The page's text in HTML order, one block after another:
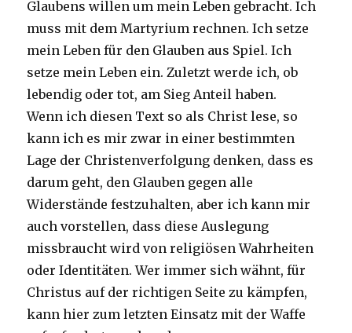
Glaubens willen um mein Leben gebracht. Ich
muss mit dem Martyrium rechnen. Ich setze
mein Leben für den Glauben aus Spiel. Ich
setze mein Leben ein. Zuletzt werde ich, ob
lebendig oder tot, am Sieg Anteil haben.
Wenn ich diesen Text so als Christ lese, so
kann ich es mir zwar in einer bestimmten
Lage der Christenverfolgung denken, dass es
darum geht, den Glauben gegen alle
Widerstände festzuhalten, aber ich kann mir
auch vorstellen, dass diese Auslegung
missbraucht wird von religiösen Wahrheiten
oder Identitäten. Wer immer sich wähnt, für
Christus auf der richtigen Seite zu kämpfen,
kann hier zum letzten Einsatz mit der Waffe